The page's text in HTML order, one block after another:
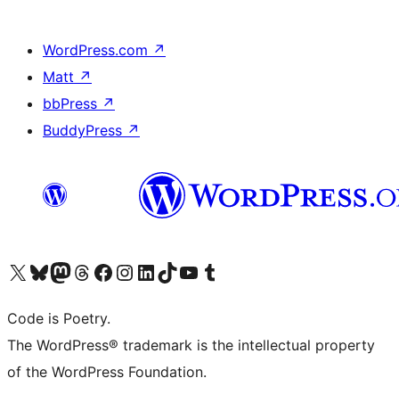
WordPress.com ↗
Matt ↗
bbPress ↗
BuddyPress ↗
ຢ້ຽມຊົມບັນຊີ X (ຊື່ເກົ່າ Twitter) ຂອງພວກເຮົາຢ້ຽມຊົມບັນຊີ Bluesky ຂອງພວກເຮົາຢ້ຽມຊົມບັນຊີ Mastodon ຂອງພວກເຮົາຢ້ຽມຊົມບັນຊີ Threads ຂອງພວກເຮົາຢ້ຽມຊົມໜ້າ Facebook ຂອງພວກເຮົາຢ້ຽມຊົມບັນຊີ Instagram ຂອງພວກເຮົາຢ້ຽມຊົມບັນຊີ LinkedIn ຂອງພວກເຮົາຢ້ຽມຊົມບັນຊີ TikTok ຂອງພວກເຮົາຢ້ຽມຊົມຊ່ອງ YouTube ຂອງພວກເຮົາຢ້ຽມຊົມບັນຊີ Tumblr ຂອງພວກເຮົາ
Code is Poetry.
The WordPress® trademark is the intellectual property
of the WordPress Foundation.